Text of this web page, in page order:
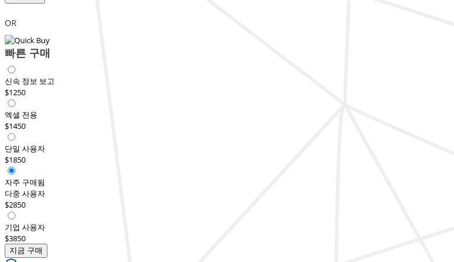
OR
빠른 구매
신속 정보 보고
$1250
엑셀 전용
$1450
단일 사용자
$1850
자주 구매됨
다중 사용자
$2850
기업 사용자
$3850
지금 구매